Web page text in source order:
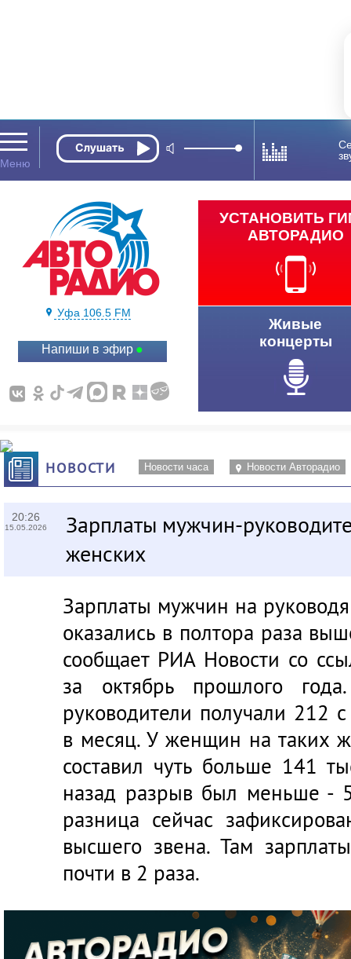
Уфа 106.5 FM
Напиши в эфир
УСТАНОВИТЬ
АВТОРАДИО
Живые
концерты
НОВОСТИ Новости часа Новости Авторадио
20:26
15.05.2026
Зарплаты мужчин-
женских
Зарплаты мужчин на
оказались в полтора раза
сообщает РИА Новости со
за октябрь прошлого
руководители получали 212
в месяц. У женщин на таких
составил чуть больше 141
назад разрыв был меньше -
разница сейчас
высшего звена. Там
почти в 2 раза.